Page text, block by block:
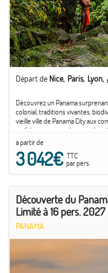
- Fabriquez vous-mêmes votre
- Fin de circuit à Santa Clara.
Départ de Nice Paris Lyon
Découvrez un Panama
colonial, traditions vivantes,
vieille ville de Panama City aux
caribéennes aux volcans
unique et vibrante. Le ...
à partir de
3 042€TTC
par pers.
Découverte du
Limité à 16 pers. 2027
PANAMA